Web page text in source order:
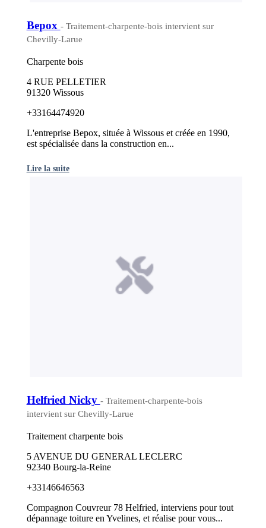
Bepox - Traitement-charpente-bois intervient sur
Chevilly-Larue
Charpente bois
4 RUE PELLETIER
91320 Wissous
+33164474920
L'entreprise Bepox, située à Wissous et créée en 1990,
est spécialisée dans la construction en...
Lire la suite
Helfried Nicky - Traitement-charpente-bois
intervient sur Chevilly-Larue
Traitement charpente bois
5 AVENUE DU GENERAL LECLERC
92340 Bourg-la-Reine
+33146646563
Compagnon Couvreur 78 Helfried, interviens pour tout
dépannage toiture en Yvelines, et réalise pour vous...